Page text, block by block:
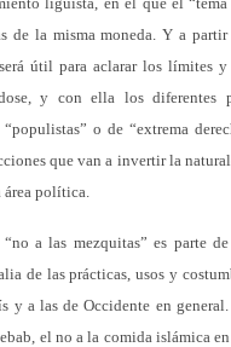
de la misma moneda. Y a
útil para aclarar los límites
y con ella los diferentes
o de “extrema
que van a invertir la
área política.
“no a las mezquitas” es parte
de las prácticas, usos y
y a las de Occidente en
el no a la comida islámica